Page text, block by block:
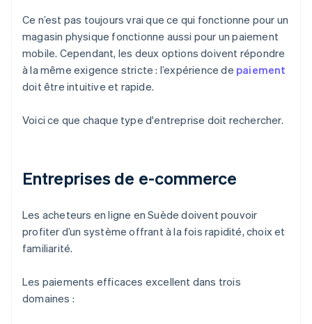
Ce n’est pas toujours vrai que ce qui fonctionne pour un
magasin physique fonctionne aussi pour un paiement
mobile. Cependant, les deux options doivent répondre
à la même exigence stricte : l’expérience de paiement
doit être intuitive et rapide.
Voici ce que chaque type d'entreprise doit rechercher.
Entreprises de e-commerce
Les acheteurs en ligne en Suède doivent pouvoir
profiter d’un système offrant à la fois rapidité, choix et
familiarité.
Les paiements efficaces excellent dans trois
domaines :